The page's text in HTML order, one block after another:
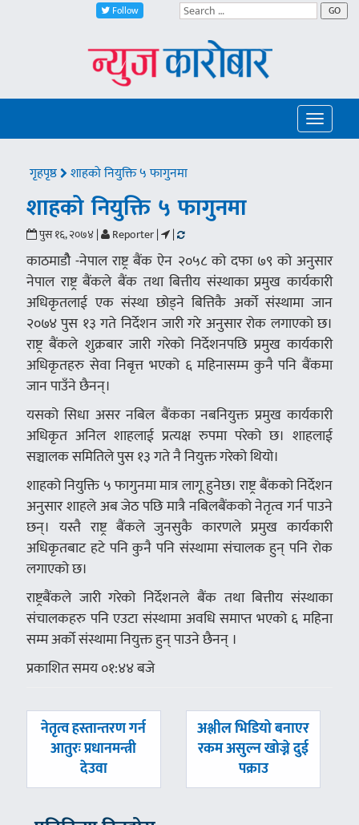
Follow GO
Toggle
गृहपृष्ठ शाहको नियुक्ति ५ फागुनमा
शाहको नियुक्ति ५ फागुनमा
पुस १६, २०७४ | Reporter | |
काठमाडौै -नेपाल राष्ट्र बैंक ऐन २०५८ को दफा ७९ को अनुसार
नेपाल राष्ट्र बैंकले बैंक तथा बित्तीय संस्थाका प्रमुख कार्यकारी
अधिकृतलाई एक संस्था छोड्ने बित्तिकै अर्को संस्थामा जान
२०७४ पुस १३ गते निर्देशन जारी गरे अनुसार रोक लगाएको छ।
राष्ट्र बैंकले शुक्रबार जारी गरेको निर्देशनपछि प्रमुख कार्यकारी
अधिकृतहरु सेवा निबृत्त भएको ६ महिनासम्म कुनै पनि बैंकमा
जान पाउँने छैनन्।
यसको सिधा असर नबिल बैंकका नबनियुक्त प्रमुख कार्यकारी
अधिकृत अनिल शाहलाई प्रत्यक्ष रुपमा परेको छ। शाहलाई
सञ्चालक समितिले पुस १३ गते नै नियुक्त गरेको थियो।
शाहको नियुक्ति ५ फागुनमा मात्र लागू हुनेछ। राष्ट्र बैंकको निर्देशन
अनुसार शाहले अब जेठ पछि मात्रै नबिलबैंकको नेतृत्व गर्न पाउने
छन्। यस्तै राष्ट्र बैंकले जुनसुकै कारणले प्रमुख कार्यकारी
अधिकृतबाट हटे पनि कुनै पनि संस्थामा संचालक हुन् पनि रोक
लगाएको छ।
राष्ट्रबैंकले जारी गरेको निर्देशनले बैंक तथा बित्तीय संस्थाका
संचालकहरु पनि एउटा संस्थामा अवधि समाप्त भएको ६ महिना
सम्म अर्को संस्थामा नियुक्त हुन् पाउने छैनन् ।
प्रकाशित समय ०१:४४ बजे
पछिल्लाे
नेतृत्व हस्तान्तरण गर्न
आतुरः प्रधानमन्त्री
देउवा
अघिल्लाे
-
अश्लील भिडियो बनाएर
रकम असुल्न खोज्ने दुई
पक्राउ